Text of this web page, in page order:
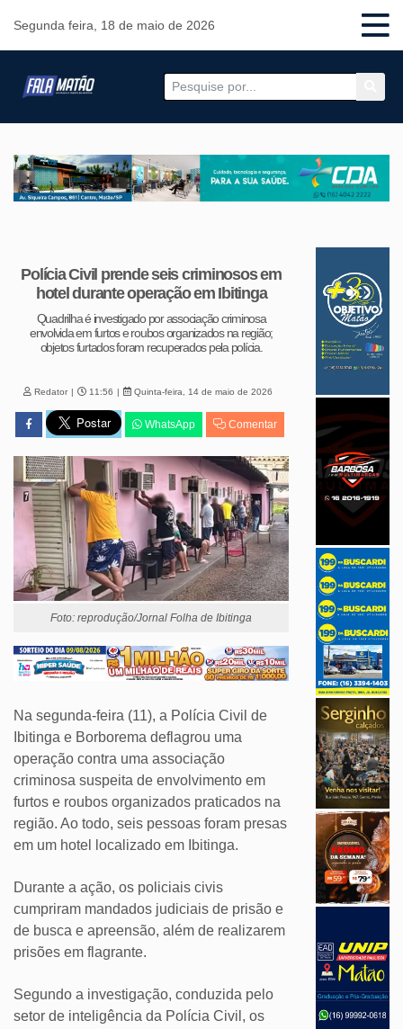
Segunda feira, 18 de maio de 2026
Polícia Civil prende seis criminosos em
hotel durante operação em Ibitinga
Quadrilha é investigado por associação criminosa
envolvida em furtos e roubos organizados na região;
objetos furtados foram recuperados pela polícia.
Redator 11:56 Quinta-feira, 14 de maio de 2026
WhatsApp Comentar
Foto: reprodução/Jornal Folha de Ibitinga
Na segunda-feira (11), a Polícia Civil de
Ibitinga e Borborema deflagrou uma
operação contra uma associação
criminosa suspeita de envolvimento em
furtos e roubos organizados praticados na
região. Ao todo, seis pessoas foram presas
em um hotel localizado em Ibitinga.
Durante a ação, os policiais civis
cumpriram mandados judiciais de prisão e
de busca e apreensão, além de realizarem
prisões em flagrante.
Segundo a investigação, conduzida pelo
setor de inteligência da Polícia Civil, os